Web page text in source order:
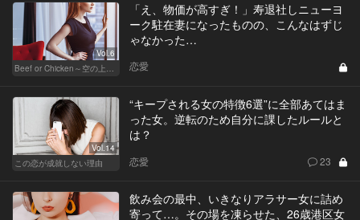
Vol.6
Beef or Chicken～空の上の恋愛模様～
「え、物価が高すぎ！」寿退社しニューヨ
ーク駐在妻になったものの、こんなはずじ
ゃなかった…
恋愛
Vol.14
この恋が成就しない理由
“キープされる女の特徴6選”に全部あてはま
った女。逆転のため自分に課したルールと
は？
恋愛 23
飲み会の最中、いきなりアラサー女に詰め
寄って…。その場を凍らせた、26歳港区女